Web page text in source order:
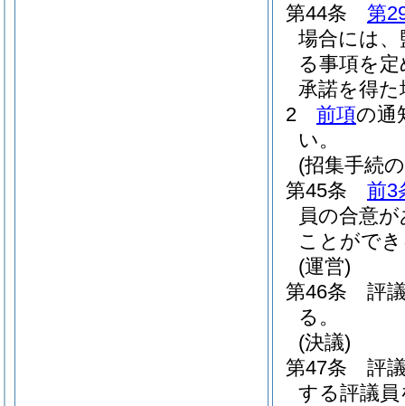
第44条
第
場合には、
る事項を
承諾を得
2
前項の通
い。
(招集手続
第45条
前3
員の合意
ことがで
(運営)
第46条
評
る。
(決議)
第47条
評
する評議